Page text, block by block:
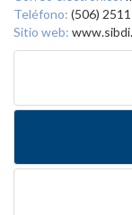
Teléfono: (506)
Sitio web: